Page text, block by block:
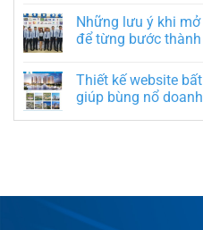
Những lưu ý khi
để từng bước
Thiết kế website
giúp bùng nổ